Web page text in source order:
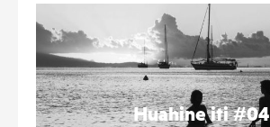
Huahine iti #04